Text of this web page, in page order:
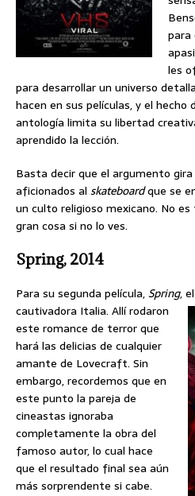
para
les
para desarrollar un universo
hacen en sus películas, y el
antología limita su libertad
aprendido la lección.
Basta decir que el argumento
aficionados al skateboardque se
un culto religioso mexicano. No
gran cosa si no lo ves.
Spring, 2014
Para su segunda película,Spring,
cautivadora Italia. Allí rodaron
este romance de terror que
hará las delicias de cualquier
amante de Lovecraft. Sin
embargo, recordemos que en
este punto la pareja de
cineastas ignoraba
completamente la obra del
famoso autor, lo cual hace
que el resultado final sea aún
más sorprendente si cabe.